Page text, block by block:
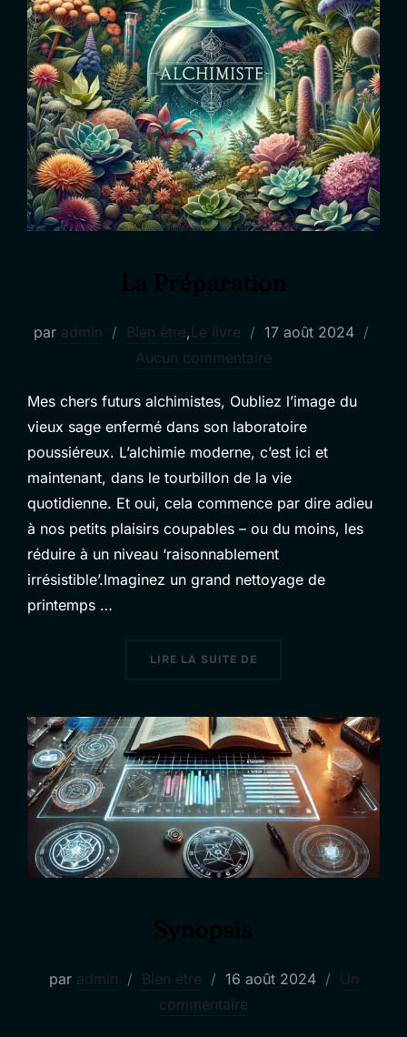
par admin Bien être, Le livre
Publié
le
17 août 2024
Aucun commentaire
Mes chers futurs alchimistes, Oubliez l’image du
vieux sage enfermé dans son laboratoire
poussiéreux. L’alchimie moderne, c’est ici et
maintenant, dans le tourbillon de la vie
quotidienne. Et oui, cela commence par dire adieu
à nos petits plaisirs coupables – ou du moins, les
réduire à un niveau ‘raisonnablement
irrésistible’.Imaginez un grand nettoyage de
printemps …
LIRE LA SUITE DE
par admin Bien être
Publié
le
16 août 2024
Un
commentaire